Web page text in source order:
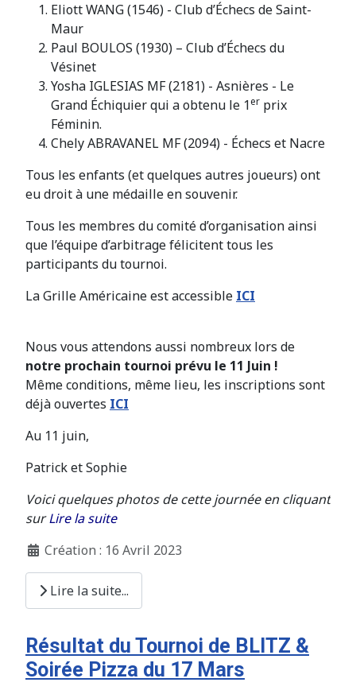
Eliott WANG (1546) - Club d’Échecs de Saint-
Maur
Paul BOULOS (1930) – Club d’Échecs du
Vésinet
Yosha IGLESIAS MF (2181) - Asnières - Le
Grand Échiquier qui a obtenu le 1er prix
Féminin.
Chely ABRAVANEL MF (2094) - Échecs et Nacre
Tous les enfants (et quelques autres joueurs) ont
eu droit à une médaille en souvenir.
Tous les membres du comité d’organisation ainsi
que l’équipe d’arbitrage félicitent tous les
participants du tournoi.
La Grille Américaine est accessible ICI
Nous vous attendons aussi nombreux lors de
notre prochain tournoi prévu le 11 Juin !
Même conditions, même lieu, les inscriptions sont
déjà ouvertes ICI
Au 11 juin,
Patrick et Sophie
Voici quelques photos de cette journée en cliquant
surLire la suite
Création : 16 Avril 2023
Lire la suite...
Résultat du Tournoi de BLITZ &
Soirée Pizza du 17 Mars